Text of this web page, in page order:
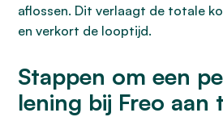
aflossen. Dit verlaagt de totale
en verkort de looptijd.
Stappen om een
lening bij Freo aan